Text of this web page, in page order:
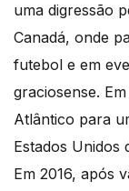
uma digressão
Canadá, onde
futebol e em
graciosense.
Atlântico para
Estados Unidos
Em 2016, após